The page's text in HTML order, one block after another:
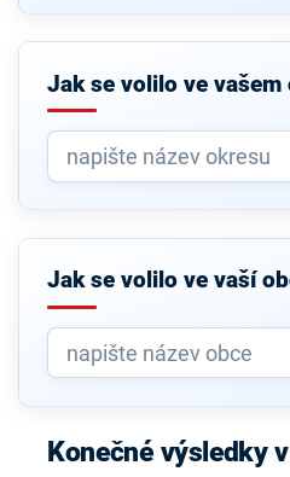
Jak se volilo ve vašem
Jak se volilo ve vaší
Konečné výsledky